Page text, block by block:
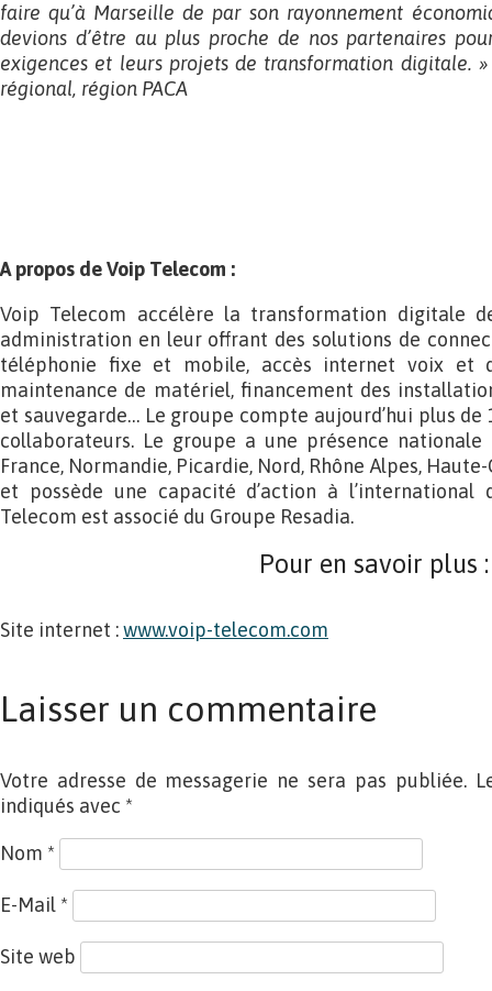
faire qu’à Marseille de par son rayonnement
devions d’être au plus proche de nos partenaires
exigences et leurs projets de transformation digitale.
régional, région PACA
A propos de Voip Telecom :
Voip Telecom accélère la transformation digitale
administration en leur offrant des solutions de
téléphonie fixe et mobile, accès internet voix et
maintenance de matériel, financement des
et sauvegarde… Le groupe compte aujourd’hui plus
collaborateurs. Le groupe a une présence
France, Normandie, Picardie, Nord, Rhône Alpes,
et possède une capacité d’action à l’international
Telecom est associé du Groupe Resadia.
Pour en savoir plus :
Site internet :www.voip-telecom.com
Laisser un commentaire
Votre adresse de messagerie ne sera pas publiée.
indiqués avec *
Nom *
E-Mail *
Site web